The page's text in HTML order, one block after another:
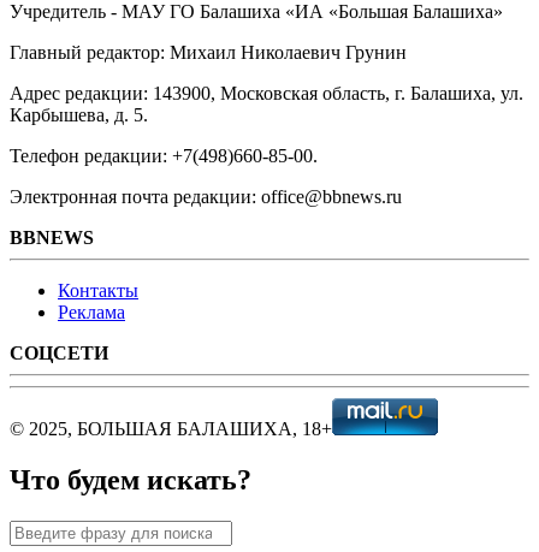
Учредитель - МАУ ГО Балашиха «ИА «Большая Балашиха»
Главный редактор: Михаил Николаевич Грунин
Адрес редакции: 143900, Московская область, г. Балашиха, ул.
Карбышева, д. 5.
Телефон редакции: +7(498)660-85-00.
Электронная почта редакции: office@bbnews.ru
BBNEWS
Контакты
Реклама
СОЦСЕТИ
© 2025, БОЛЬШАЯ БАЛАШИХА, 18+
Что будем искать?